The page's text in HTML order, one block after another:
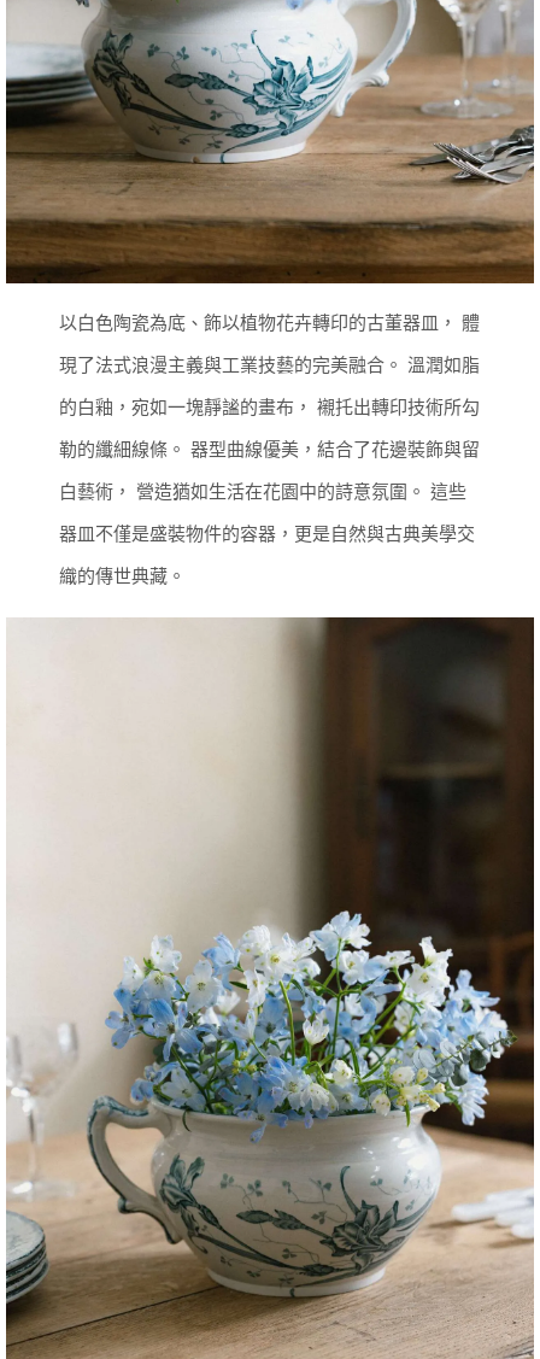
以白色陶瓷為底、飾以植物花卉轉印的古董器皿， 體
現了法式浪漫主義與工業技藝的完美融合。 溫潤如脂
的白釉，宛如一塊靜謐的畫布， 襯托出轉印技術所勾
勒的纖細線條。 器型曲線優美，結合了花邊裝飾與留
白藝術， 營造猶如生活在花園中的詩意氛圍。 這些
器皿不僅是盛裝物件的容器，更是自然與古典美學交
織的傳世典藏。